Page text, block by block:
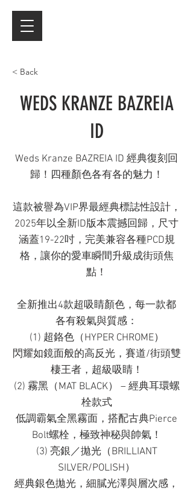
< Back
WEDS KRANZE BAZREIA
ID
Weds Kranze BAZREIA ID 經典復刻回
歸！四種顏色各有各的魅力！
這款被譽為VIP界最經典標誌性設計，
2025年以全新ID版本震撼回歸，尺寸
涵蓋19-22吋，完美兼容各種PCD規
格，讓你的愛車瞬間升級成街頭焦
點！
全新推出4款超吸睛顏色，每一款都
各有殺氣與質感：
(1) 超鉻色（HYPER CHROME）
閃耀如鏡面般的高反光，賽道/街頭雙
棲王者，超級吸睛！
(2) 霧黑（MAT BLACK） – 經典耳環螺
栓款式
低調霸氣全黑霧面，搭配古典Pierce
Bolt螺栓，極致神秘與帥氣！
(3) 亮銀／拋光（BRILLIANT
SILVER/POLISH）
經典銀色拋光，細膩光澤與層次感，